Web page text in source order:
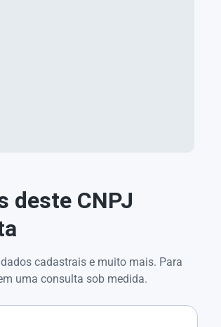
deste CNPJ
cadastrais e muito mais. Para
uma consulta sob medida.